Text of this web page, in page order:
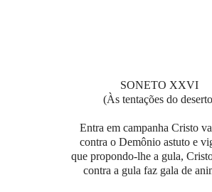
SONETO XXVI
(Às tentações do
Entra em campanha Cristo
contra o Demônio astuto e
que propondo-lhe a gula,
contra a gula faz gala de